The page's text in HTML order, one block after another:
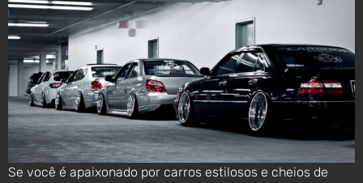
Se você é apaixonado por carros estilosos e cheios de